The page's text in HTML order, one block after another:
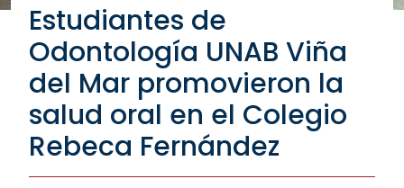
Estudiantes de
Odontología UNAB Viña
del Mar promovieron la
salud oral en el Colegio
Rebeca Fernández